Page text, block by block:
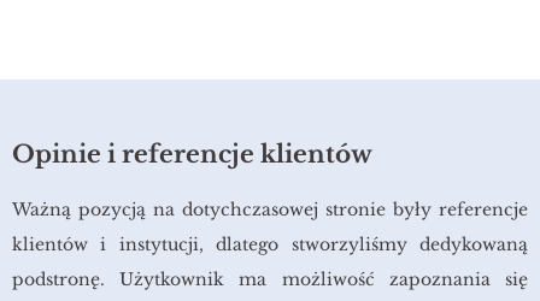
Opinie i referencje klientów
Ważną po­zy­cją na do­tych­cza­so­wej stro­nie były re­fe­ren­cje
klien­tów i in­sty­tu­cji, dla­te­go stwo­rzy­li­śmy de­dy­ko­wa­ną
pod­stro­nę. Użyt­kow­nik ma moż­li­wość za­po­zna­nia się